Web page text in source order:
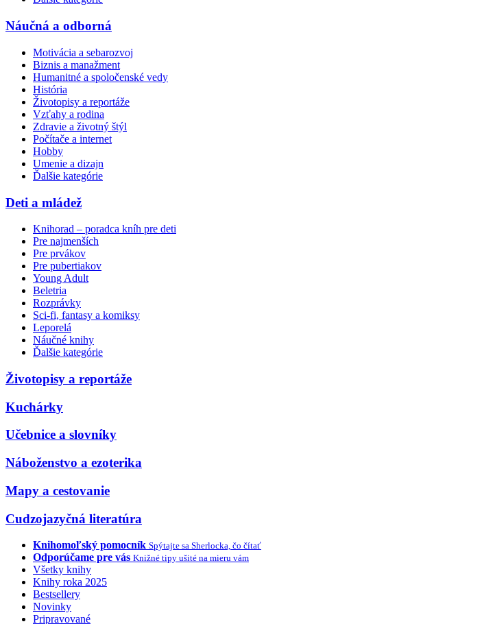
Náučná a odborná
Motivácia a sebarozvoj
Biznis a manažment
Humanitné a spoločenské vedy
História
Životopisy a reportáže
Vzťahy a rodina
Zdravie a životný štýl
Počítače a internet
Hobby
Umenie a dizajn
Ďalšie kategórie
Deti a mládež
Knihorad – poradca kníh pre deti
Pre najmenších
Pre prvákov
Pre pubertiakov
Young Adult
Beletria
Rozprávky
Sci-fi, fantasy a komiksy
Leporelá
Náučné knihy
Ďalšie kategórie
Životopisy a reportáže
Kuchárky
Učebnice a slovníky
Náboženstvo a ezoterika
Mapy a cestovanie
Cudzojazyčná literatúra
Knihomoľský pomocník Spýtajte sa Sherlocka, čo čítať
Odporúčame pre vás Knižné tipy ušité na mieru vám
Všetky knihy
Knihy roka 2025
Bestsellery
Novinky
Pripravované